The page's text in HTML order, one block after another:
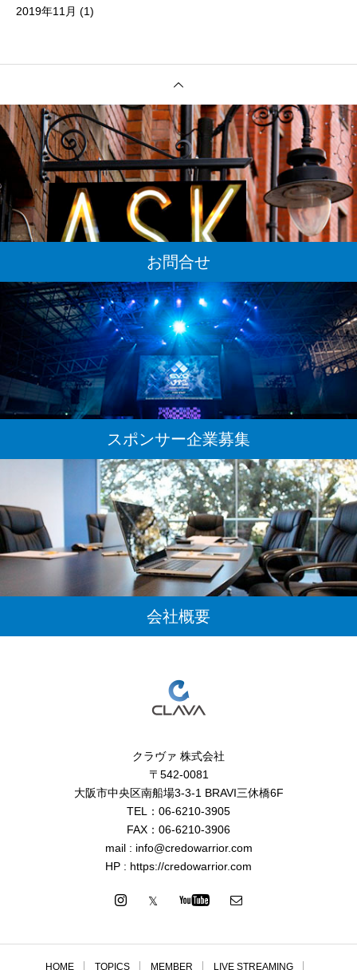
2019年11月 (1)
お問合せ
スポンサー企業募集
会社概要
クラヴァ 株式会社
〒542-0081
大阪市中央区南船場3-3-1 BRAVI三休橋6F
TEL：06-6210-3905
FAX：06-6210-3906
mail : info@credowarrior.com
HP : https://credowarrior.com
HOME TOPICS MEMBER LIVE STREAMING